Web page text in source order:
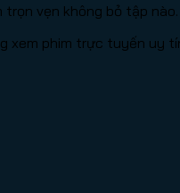
vẹn không bỏ tập nào.
xem phim trực tuyến uy